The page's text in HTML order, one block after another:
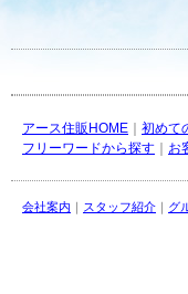
アース住販HOME 初めて
フリーワードから探す
お
会社案内 スタッフ紹介 グ